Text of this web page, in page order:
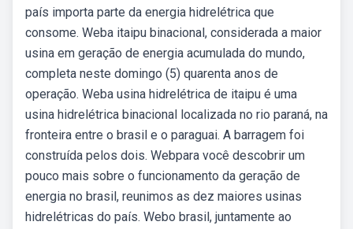
país importa parte da energia hidrelétrica que
consome. Weba itaipu binacional, considerada a maior
usina em geração de energia acumulada do mundo,
completa neste domingo (5) quarenta anos de
operação. Weba usina hidrelétrica de itaipu é uma
usina hidrelétrica binacional localizada no rio paraná, na
fronteira entre o brasil e o paraguai. A barragem foi
construída pelos dois. Webpara você descobrir um
pouco mais sobre o funcionamento da geração de
energia no brasil, reunimos as dez maiores usinas
hidrelétricas do país. Webo brasil, juntamente ao